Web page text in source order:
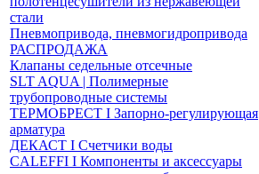
стали
Пневмопривода, пневмогидропривода
РАСПРОДАЖА
Клапаны седельные отсечные
SLT AQUA | Полимерные
трубопроводные системы
ТЕРМОБРЕСТ І Запорно-регулирующая
арматура
ДЕКАСТ І Счетчики воды
CALEFFI І Компоненты и аксессуары